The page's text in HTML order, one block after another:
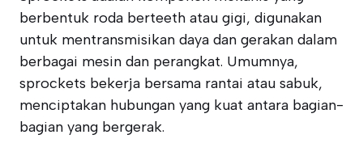
berbentuk roda berteeth atau gigi, digunakan
untuk mentransmisikan daya dan gerakan dalam
berbagai mesin dan perangkat. Umumnya,
sprockets bekerja bersama rantai atau sabuk,
menciptakan hubungan yang kuat antara bagian-
bagian yang bergerak.